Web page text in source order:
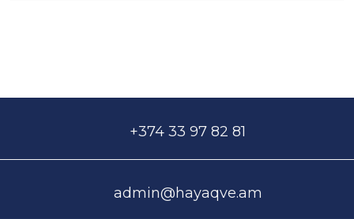
+374 33 97 82 81
admin@hayaqve.am